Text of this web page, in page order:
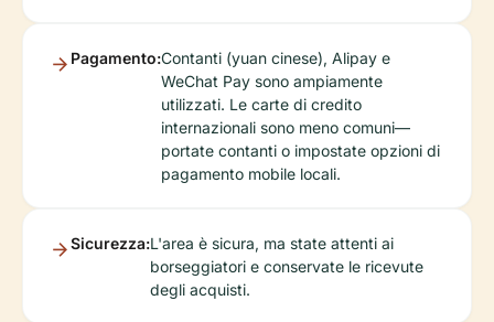
Pagamento:Contanti (yuan cinese), Alipay e
WeChat Pay sono ampiamente
utilizzati. Le carte di credito
internazionali sono meno comuni—
portate contanti o impostate opzioni di
pagamento mobile locali.
Sicurezza:L'area è sicura, ma state attenti ai
borseggiatori e conservate le ricevute
degli acquisti.